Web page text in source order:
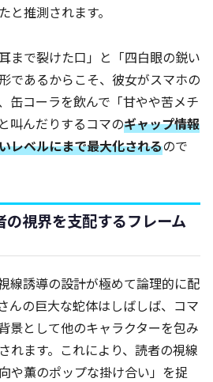
と推測されます。
まで裂けた口」と「四白眼の鋭い
であるからこそ、彼女がスマホの
缶コーラを飲んで「甘やや苦メチ
叫んだりするコマのギャップ情報
レベルにまで最大化されるので
の視界を支配するフレーム
線誘導の設計が極めて論理的に配
んの巨大な蛇体はしばしば、コマ
景として他のキャラクターを包み
れます。これにより、読者の視線
や薫のポップな掛け合い」を捉